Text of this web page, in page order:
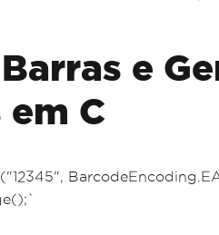
, myOptionsExample);
, BarcodeWriterEncoding
e
C